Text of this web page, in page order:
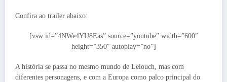
Confira ao trailer abaixo:
[vsw id=”4NWe4YU8Eas” source=”youtube” width=”600″
height=”350″ autoplay=”no”]
A história se passa no mesmo mundo de Lelouch, mas com
diferentes personagens, e com a Europa como palco principal do